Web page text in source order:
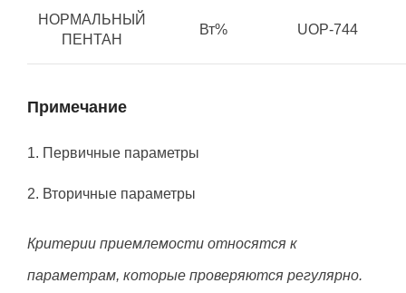
НОРМАЛЬНЫЙ
ПЕНТАН
Вт% UOP-744
Примечание
Первичные параметры
Вторичные параметры
Критерии приемлемости относятся к
параметрам, которые проверяются регулярно.